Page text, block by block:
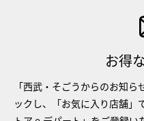
お得
「西武・そごうからのお知
ックし、「お気に入り店舗」